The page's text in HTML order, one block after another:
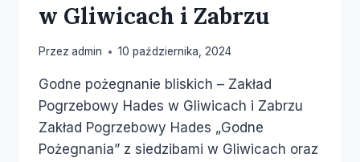
w Gliwicach i Zabrzu
Przez admin 10 października, 2024
Godne pożegnanie bliskich – Zakład
Pogrzebowy Hades w Gliwicach i Zabrzu
Zakład Pogrzebowy Hades „Godne
Pożegnania” z siedzibami w Gliwicach oraz